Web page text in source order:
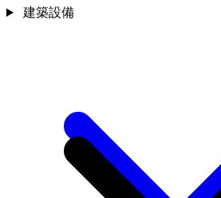
建築設備